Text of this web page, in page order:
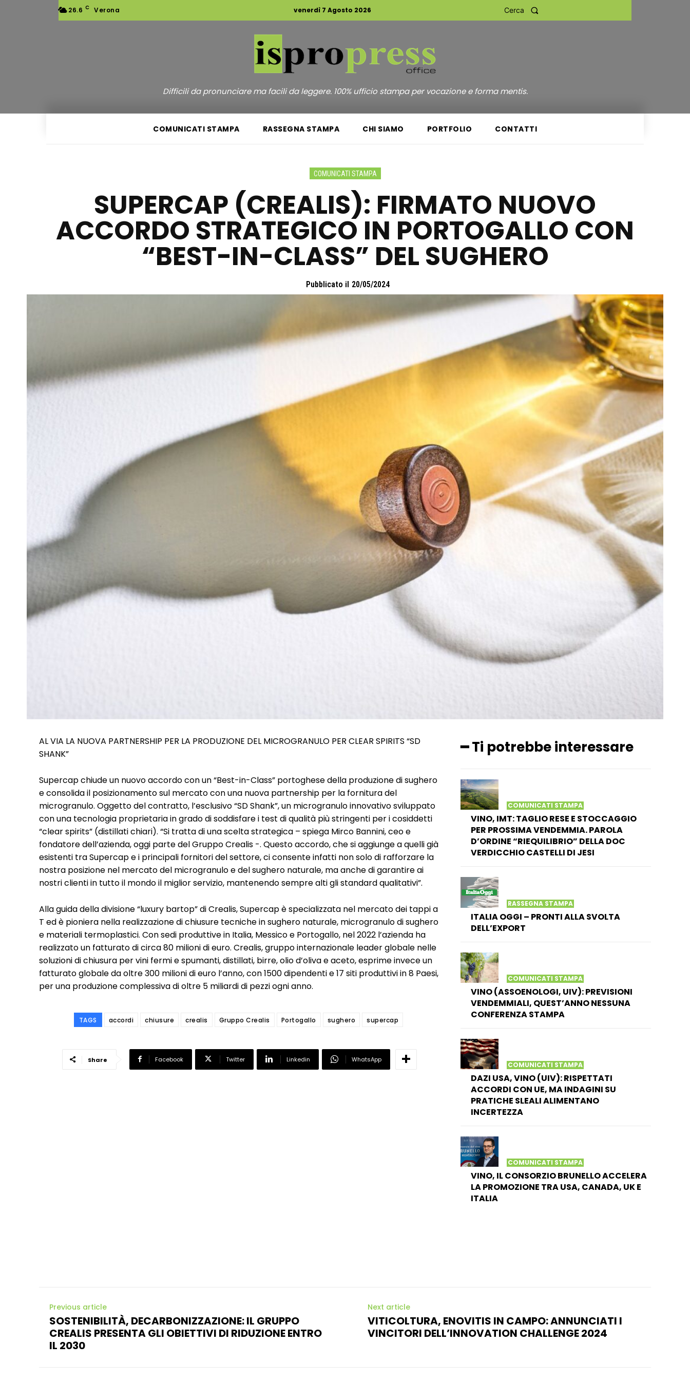
26.6 C Verona venerdì 7 Agosto 2026 Cerca
Difficili da pronunciare ma facili da leggere. 100% ufficio stampa per vocazione e forma mentis.
COMUNICATI STAMPA RASSEGNA STAMPA CHI SIAMO PORTFOLIO CONTATTI
COMUNICATI STAMPA
SUPERCAP (CREALIS): FIRMATO NUOVO
ACCORDO STRATEGICO IN PORTOGALLO CON
“BEST-IN-CLASS” DEL SUGHERO
Pubblicato il 20/05/2024
AL VIA LA NUOVA PARTNERSHIP PER LA PRODUZIONE DEL MICROGRANULO PER CLEAR SPIRITS “SD
SHANK”
Supercap chiude un nuovo accordo con un “Best-in-Class” portoghese della produzione di sughero
e consolida il posizionamento sul mercato con una nuova partnership per la fornitura del
microgranulo. Oggetto del contratto, l’esclusivo “SD Shank”, un microgranulo innovativo sviluppato
con una tecnologia proprietaria in grado di soddisfare i test di qualità più stringenti per i cosiddetti
“clear spirits” (distillati chiari). “Si tratta di una scelta strategica – spiega Mirco Bannini, ceo e
fondatore dell’azienda, oggi parte del Gruppo Crealis -. Questo accordo, che si aggiunge a quelli già
esistenti tra Supercap e i principali fornitori del settore, ci consente infatti non solo di rafforzare la
nostra posizione nel mercato del microgranulo e del sughero naturale, ma anche di garantire ai
nostri clienti in tutto il mondo il miglior servizio, mantenendo sempre alti gli standard qualitativi”.
Alla guida della divisione “luxury bartop” di Crealis, Supercap è specializzata nel mercato dei tappi a
T ed è pioniera nella realizzazione di chiusure tecniche in sughero naturale, microgranulo di sughero
e materiali termoplastici. Con sedi produttive in Italia, Messico e Portogallo, nel 2022 l’azienda ha
realizzato un fatturato di circa 80 milioni di euro. Crealis, gruppo internazionale leader globale nelle
soluzioni di chiusura per vini fermi e spumanti, distillati, birre, olio d’oliva e aceto, esprime invece un
fatturato globale da oltre 300 milioni di euro l’anno, con 1500 dipendenti e 17 siti produttivi in 8 Paesi,
per una produzione complessiva di oltre 5 miliardi di pezzi ogni anno.
TAGS accordi chiusure crealis Gruppo Crealis Portogallo sughero supercap
Share Facebook Twitter Linkedin WhatsApp
━ Ti potrebbe interessare
COMUNICATI STAMPA
VINO, IMT: TAGLIO RESE E STOCCAGGIO
PER PROSSIMA VENDEMMIA. PAROLA
D’ORDINE “RIEQUILIBRIO” DELLA DOC
VERDICCHIO CASTELLI DI JESI
RASSEGNA STAMPA
ITALIA OGGI – PRONTI ALLA SVOLTA
DELL’EXPORT
COMUNICATI STAMPA
VINO (ASSOENOLOGI, UIV): PREVISIONI
VENDEMMIALI, QUEST’ANNO NESSUNA
CONFERENZA STAMPA
COMUNICATI STAMPA
DAZI USA, VINO (UIV): RISPETTATI
ACCORDI CON UE, MA INDAGINI SU
PRATICHE SLEALI ALIMENTANO
INCERTEZZA
COMUNICATI STAMPA
VINO, IL CONSORZIO BRUNELLO ACCELERA
LA PROMOZIONE TRA USA, CANADA, UK E
ITALIA
Previous article
SOSTENIBILITÀ, DECARBONIZZAZIONE: IL GRUPPO
CREALIS PRESENTA GLI OBIETTIVI DI RIDUZIONE ENTRO
IL 2030
Next article
VITICOLTURA, ENOVITIS IN CAMPO: ANNUNCIATI I
VINCITORI DELL’INNOVATION CHALLENGE 2024